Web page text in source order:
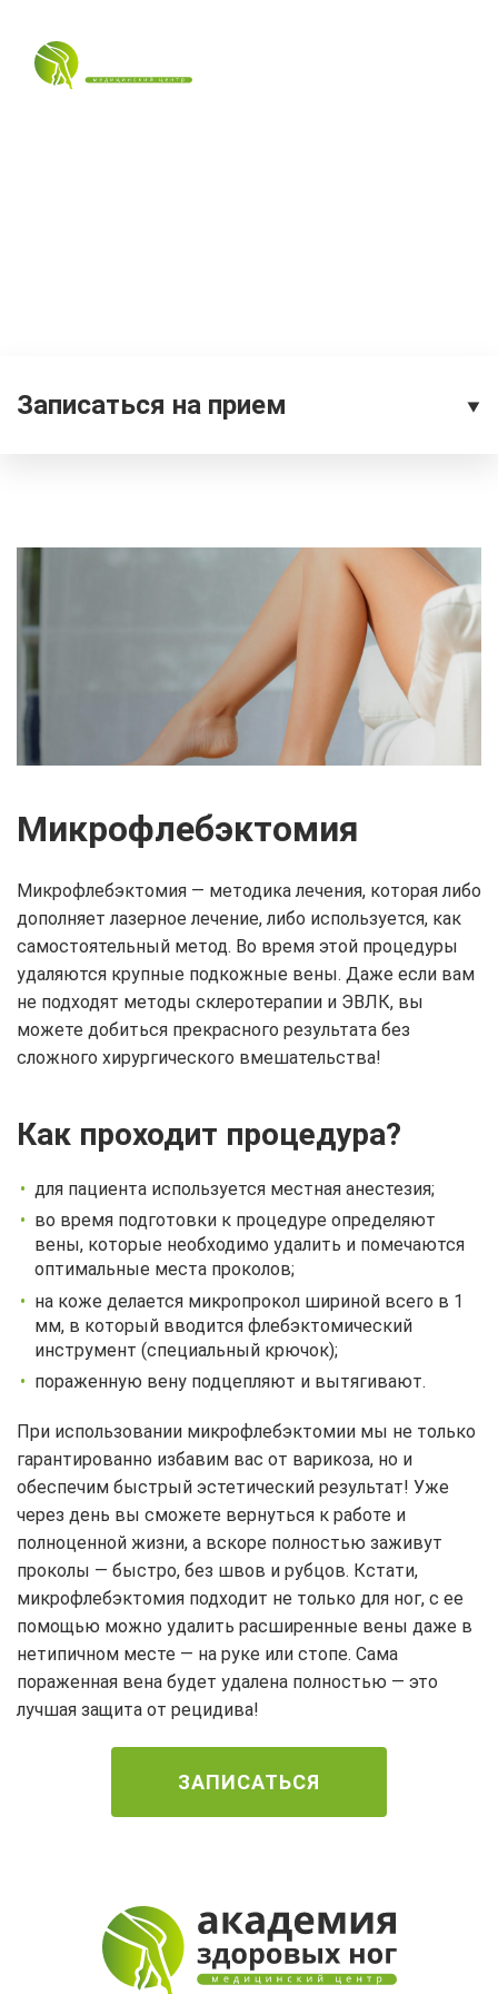
Записаться на прием
Микрофлебэктомия
Микрофлебэктомия — методика лечения, которая либо
дополняет лазерное лечение, либо используется, как
самостоятельный метод. Во время этой процедуры
удаляются крупные подкожные вены. Даже если вам
не подходят методы склеротерапии и ЭВЛК, вы
можете добиться прекрасного результата без
сложного хирургического вмешательства!
Как проходит процедура?
для пациента используется местная анестезия;
во время подготовки к процедуре определяют
вены, которые необходимо удалить и помечаются
оптимальные места проколов;
на коже делается микропрокол шириной всего в 1
мм, в который вводится флебэктомический
инструмент (специальный крючок);
пораженную вену подцепляют и вытягивают.
При использовании микрофлебэктомии мы не только
гарантированно избавим вас от варикоза, но и
обеспечим быстрый эстетический результат! Уже
через день вы сможете вернуться к работе и
полноценной жизни, а вскоре полностью заживут
проколы — быстро, без швов и рубцов. Кстати,
микрофлебэктомия подходит не только для ног, с ее
помощью можно удалить расширенные вены даже в
нетипичном месте — на руке или стопе. Сама
пораженная вена будет удалена полностью — это
лучшая защита от рецидива!
ЗАПИСАТЬСЯ